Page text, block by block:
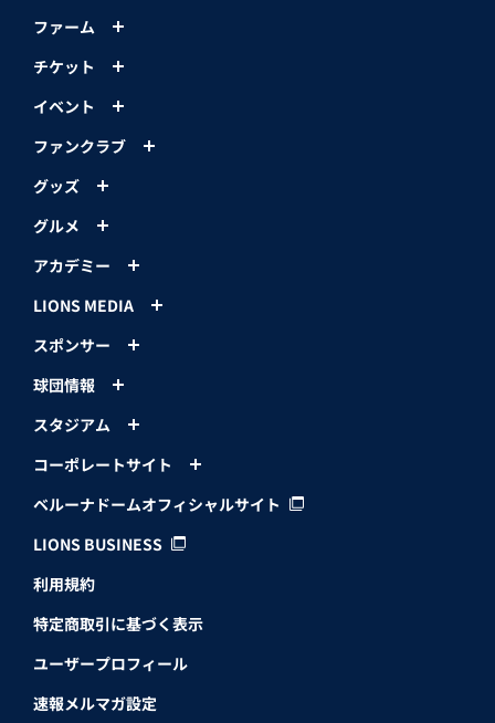
ファーム
チケット
イベント
ファンクラブ
グッズ
グルメ
アカデミー
LIONS MEDIA
スポンサー
球団情報
スタジアム
コーポレートサイト
ベルーナドームオフィシャルサイト
LIONS BUSINESS
利用規約
特定商取引に基づく表示
ユーザープロフィール
速報メルマガ設定